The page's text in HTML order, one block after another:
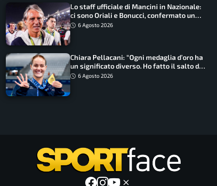
Lo staff ufficiale di Mancini in Nazionale:
ci sono Oriali e Bonucci, confermato un
ritorno
6 Agosto 2026
Chiara Pellacani: “Ogni medaglia d’oro ha
un significato diverso. Ho fatto il salto di
qualità”
6 Agosto 2026